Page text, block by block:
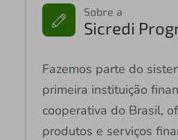
Sobre a
Sicredi
Fazemos parte do
primeira instituição
cooperativa do Brasil,
produtos e serviços